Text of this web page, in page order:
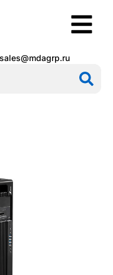
sales@mdagrp.ru